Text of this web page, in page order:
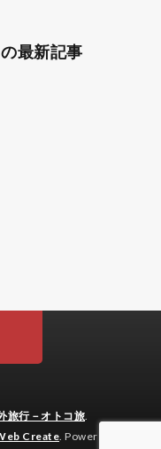
最新記事
旅行－オトコ旅
Create . Powered by